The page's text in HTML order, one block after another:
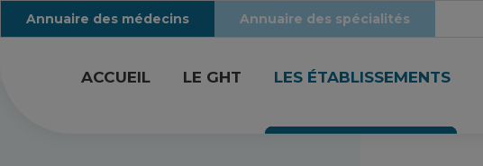
Annuaire des médecins Annuaire des spécialités
ACCUEIL LE GHT LES ÉTABLISSEMENTS